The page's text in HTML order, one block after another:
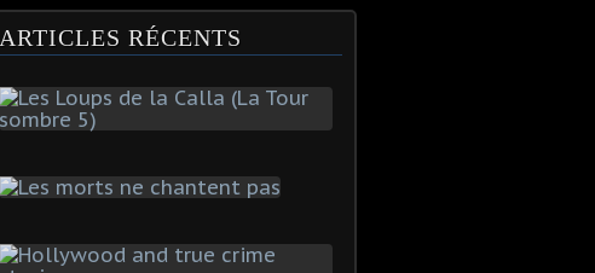
ARTICLES RÉCENTS